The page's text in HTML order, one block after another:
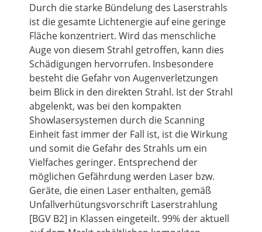
Durch die starke Bündelung des Laserstrahls
ist die gesamte Lichtenergie auf eine geringe
Fläche konzentriert. Wird das menschliche
Auge von diesem Strahl getroffen, kann dies
Schädigungen hervorrufen. Insbesondere
besteht die Gefahr von Augenverletzungen
beim Blick in den direkten Strahl. Ist der Strahl
abgelenkt, was bei den kompakten
Showlasersystemen durch die Scanning
Einheit fast immer der Fall ist, ist die Wirkung
und somit die Gefahr des Strahls um ein
Vielfaches geringer. Entsprechend der
möglichen Gefährdung werden Laser bzw.
Geräte, die einen Laser enthalten, gemäß
Unfallverhütungsvorschrift Laserstrahlung
[BGV B2] in Klassen eingeteilt. 99% der aktuell